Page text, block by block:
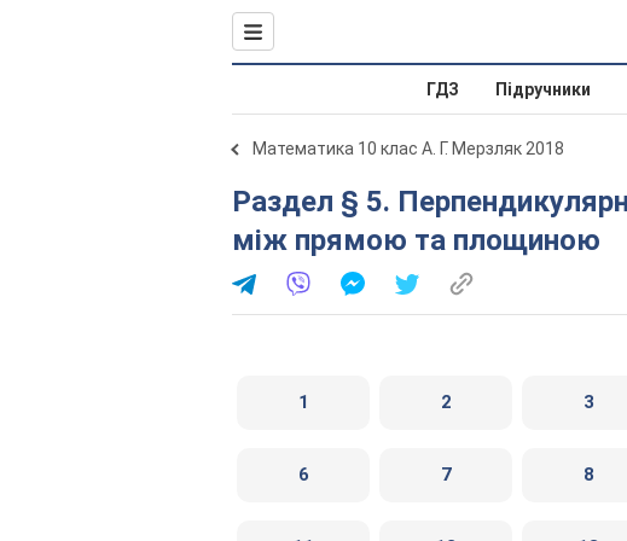
ГДЗ Підручники
Математика 10 клас А. Г. Мерзляк 2018
Раздел § 5. Перпендикулярність у просторі. 36. Кут
між прямою та площиною
1 2 3
6 7 8